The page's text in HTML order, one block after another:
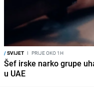
/SVIJET I PRIJE OKO 1H
Šef irske narko grupe
u UAE